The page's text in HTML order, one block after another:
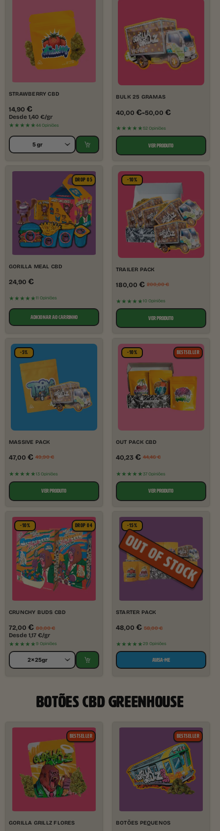
STRAWBERRY CBD
14,90 €
Desde1,40€/gr
★★★★★44 Opiniões
BULK 25 GRAMAS
40,00 €-50,00 €
★★★★★ 52 Opiniões
VER PRODUTO
DROP 05
GORILLA MEAL CBD
24,90 €
★★★★★11 Opiniões
ADICIONAR AO CARRINHO
-10%
TRAILER PACK
180,00 € 200,00€
★★★★★10 Opiniões
VER PRODUTO
-5%
MASSIVE PACK
47,00 € 49,90€
★★★★★13 Opiniões
VER PRODUTO
-10% BESTSELLER
OUT PACK CBD
40,23€ 44,46€
★★★★★37 Opiniões
VER PRODUTO
-10% DROP 04
CRUNCHY BUDS CBD
72,00 € 80,00€
Desde1,17€/gr
★★★★★9 Opiniões
-15%
STARTER PACK
48,00 € 58,00€
★★★★★29 Opiniões
AVISA-ME
BOTÕES CBD GREENHOUSE
BESTSELLER
GORILLA GRILLZ FLORES
BESTSELLER
BOTÕES PEQUENOS